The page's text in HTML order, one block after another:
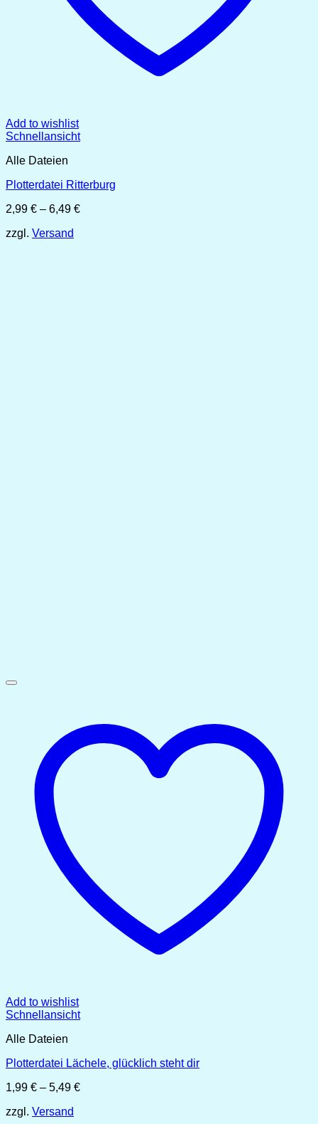
Add to wishlist
Schnellansicht
Alle Dateien
Plotterdatei Ritterburg
2,99 € – 6,49 €Preisspanne:
zzgl. Versand
Add to wishlist
Schnellansicht
Alle Dateien
Plotterdatei Lächele, glücklich steht dir
1,99 € – 5,49 €Preisspanne:
zzgl. Versand